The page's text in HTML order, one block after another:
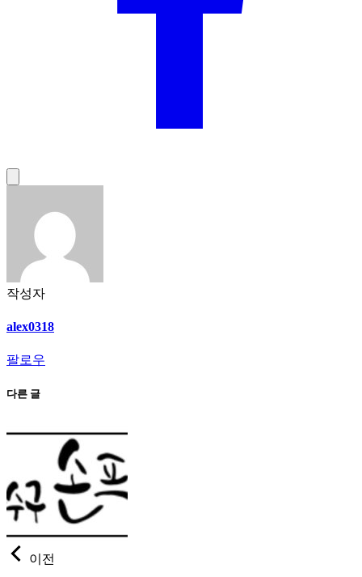
작성자
alex0318
팔로우
다른 글
이전